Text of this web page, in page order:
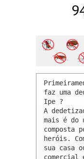
faz uma
Ipe ?
A
mais é do
composta
heróis.
sua casa
comercial